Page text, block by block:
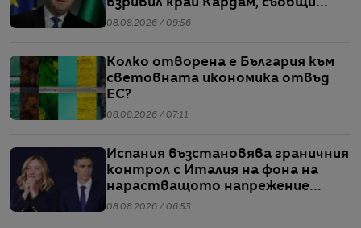
взривил край Кардам, съобщи
Радев
08.08.2026 / 09:56
Колко отворена е България към
световната икономика отвъд
ЕС?
08.08.2026 / 07:11
Испания възстановява граничния
контрол с Италия на фона на
нарастващото напрежение
заради мигрантите
08.08.2026 / 06:53